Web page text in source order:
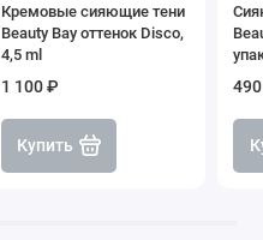
Кремовые сияющие тени
Beauty Bay оттенок Disco,
4,5 ml
1 100 ₽
Купить